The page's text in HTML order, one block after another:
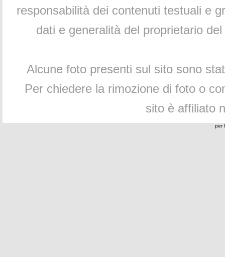
responsabilità dei contenuti testuali e
dati e generalità del proprietario
Alcune foto presenti sul sito sono
Per chiedere la rimozione di foto o
sito è affiliato
per